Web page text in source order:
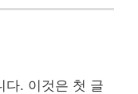
다. 이것은 첫 글